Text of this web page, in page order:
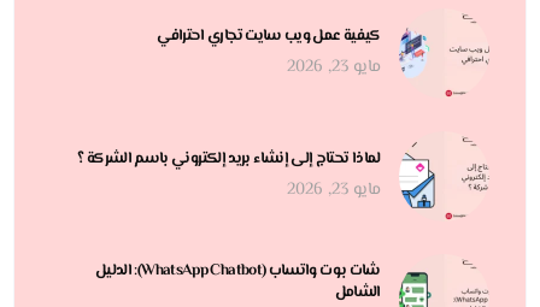
كيفية عمل ويب سايت تجاري احترافي
مايو 23, 2026
لماذا تحتاج إلى إنشاء بريد إلكتروني باسم الشركة ؟
مايو 23, 2026
شات بوت واتساب (WhatsApp Chatbot): الدليل
الشامل